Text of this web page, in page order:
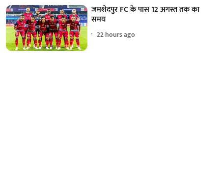
जमशेदपुर FC के पास 12 अगस्त तक का
समय
22 hours ago